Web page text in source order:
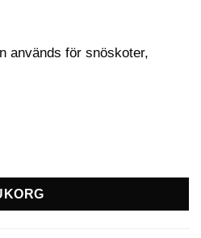
används för snöskoter,